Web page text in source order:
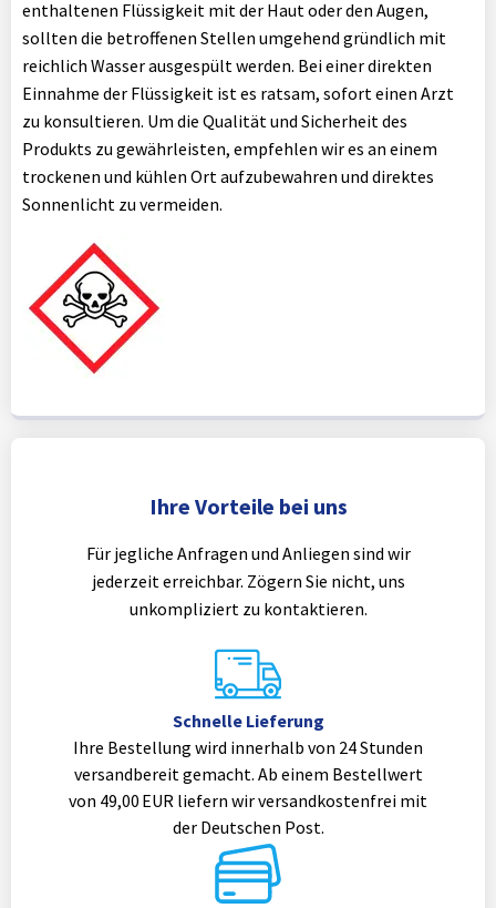
enthaltenen Flüssigkeit mit der Haut oder den Augen,
sollten die betroffenen Stellen umgehend gründlich mit
reichlich Wasser ausgespült werden. Bei einer direkten
Einnahme der Flüssigkeit ist es ratsam, sofort einen Arzt
zu konsultieren. Um die Qualität und Sicherheit des
Produkts zu gewährleisten, empfehlen wir es an einem
trockenen und kühlen Ort aufzubewahren und direktes
Sonnenlicht zu vermeiden.
Ihre Vorteile bei uns
Für jegliche Anfragen und Anliegen sind wir
jederzeit erreichbar. Zögern Sie nicht, uns
unkompliziert zu kontaktieren.
Schnelle Lieferung
Ihre Bestellung wird innerhalb von 24 Stunden
versandbereit gemacht. Ab einem Bestellwert
von 49,00 EUR liefern wir versandkostenfrei mit
der Deutschen Post.